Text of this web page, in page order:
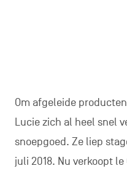
Om afgeleide
Lucie zich al heel snel
snoepgoed. Ze liep
juli 2018. Nu verkoopt